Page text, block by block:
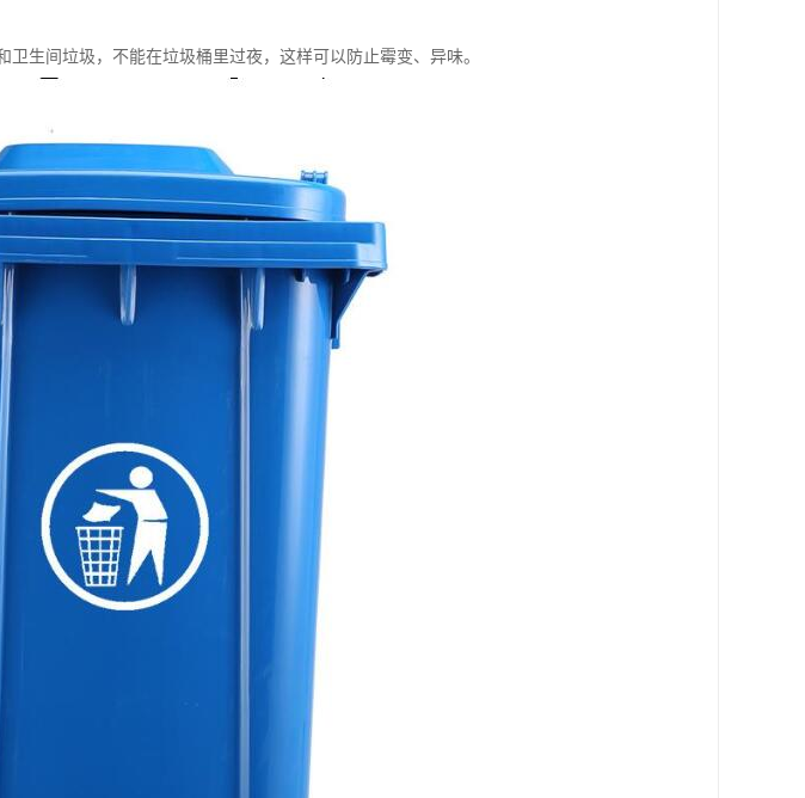
生间垃圾，不能在垃圾桶里过夜，这样可以防止霉变、异味。